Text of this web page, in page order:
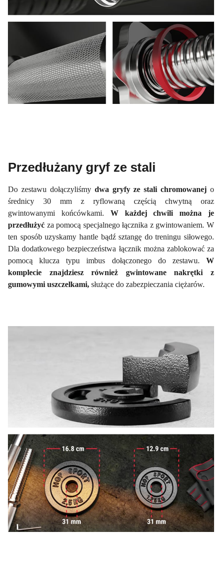
Przedłużany gryf ze stali
Do zestawu dołączyliśmy dwa gryfy ze stali chromowanej o
średnicy 30 mm z ryflowaną częścią chwytną oraz
gwintowanymi końcówkami. W każdej chwili można je
przedłużyć za pomocą specjalnego łącznika z gwintowaniem. W
ten sposób uzyskamy hantle bądź sztangę do treningu siłowego.
Dla dodatkowego bezpieczeństwa łącznik można zablokować za
pomocą klucza typu imbus dołączonego do zestawu. W
komplecie znajdziesz również gwintowane nakrętki z
gumowymi uszczelkami, służące do zabezpieczania ciężarów.